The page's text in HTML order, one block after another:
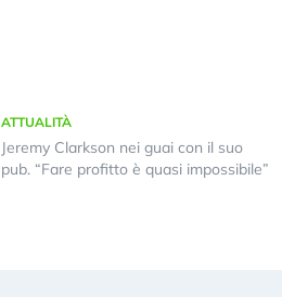
ATTUALITÀ
Jeremy Clarkson nei guai con il suo
pub. “Fare profitto è quasi impossibile”